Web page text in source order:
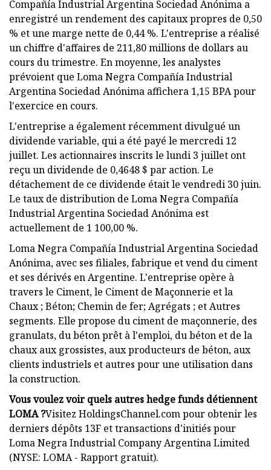
Compañía Industrial Argentina Sociedad Anónima a
enregistré un rendement des capitaux propres de 0,50
% et une marge nette de 0,44 %. L'entreprise a réalisé
un chiffre d'affaires de 211,80 millions de dollars au
cours du trimestre. En moyenne, les analystes
prévoient que Loma Negra Compañía Industrial
Argentina Sociedad Anónima affichera 1,15 BPA pour
l'exercice en cours.
L'entreprise a également récemment divulgué un
dividende variable, qui a été payé le mercredi 12
juillet. Les actionnaires inscrits le lundi 3 juillet ont
reçu un dividende de 0,4648 $ par action. Le
détachement de ce dividende était le vendredi 30 juin.
Le taux de distribution de Loma Negra Compañía
Industrial Argentina Sociedad Anónima est
actuellement de 1 100,00 %.
Loma Negra Compañía Industrial Argentina Sociedad
Anónima, avec ses filiales, fabrique et vend du ciment
et ses dérivés en Argentine. L'entreprise opère à
travers le Ciment, le Ciment de Maçonnerie et la
Chaux ; Béton; Chemin de fer; Agrégats ; et Autres
segments. Elle propose du ciment de maçonnerie, des
granulats, du béton prêt à l'emploi, du béton et de la
chaux aux grossistes, aux producteurs de béton, aux
clients industriels et autres pour une utilisation dans
la construction.
Vous voulez voir quels autres hedge funds détiennent
LOMA ?Visitez HoldingsChannel.com pour obtenir les
derniers dépôts 13F et transactions d'initiés pour
Loma Negra Industrial Company Argentina Limited
(NYSE: LOMA - Rapport gratuit).